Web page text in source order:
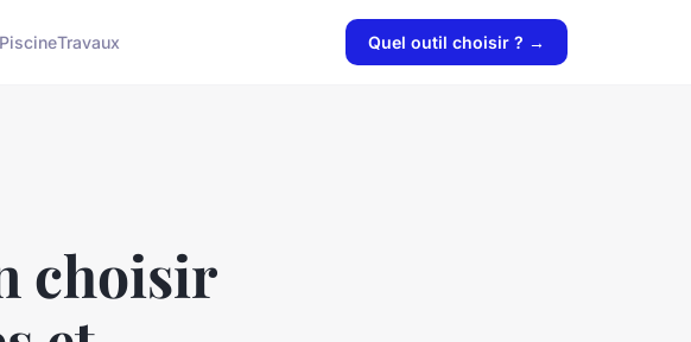
PiscineTravaux Quel outil choisir ? →
choisir